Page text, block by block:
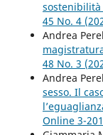
sostenibilità
45 No. 4
Andrea
48 No. 3
Andrea
sesso. Il
Online 3-